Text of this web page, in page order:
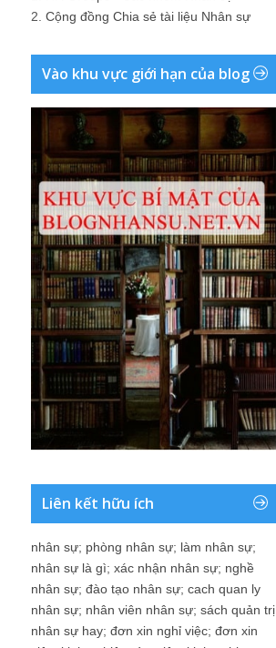
2. Cộng đồng Chia sẻ tài liệu Nhân sự
Vào khu vực giới hạn của blog
Liên kết hữu ích
nhân sự; phòng nhân sự; làm nhân sự;
nhân sự là gì; xác nhận nhân sự; nghề
nhân sự; đào tạo nhân sự; cach quan ly
nhân sự; nhân viên nhân sự; sách quản trị
nhân sự hay; đơn xin nghỉ việc; đơn xin